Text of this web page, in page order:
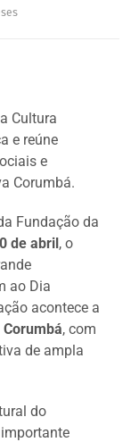
Cultura
e reúne
e
Corumbá.
Fundação da
de abril, o
ao Dia
acontece a
, com
de ampla
do